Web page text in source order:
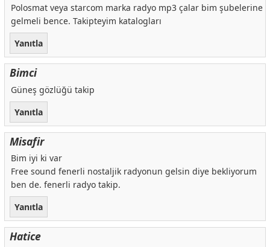
Polosmat veya starcom marka radyo mp3 çalar bim şubelerine
gelmeli bence. Takipteyim katalogları
Yanıtla
Bimci
Güneş gözlüğü takip
Yanıtla
Misafir
Bim iyi ki var
Free sound fenerli nostaljik radyonun gelsin diye bekliyorum
ben de. fenerli radyo takip.
Yanıtla
Hatice